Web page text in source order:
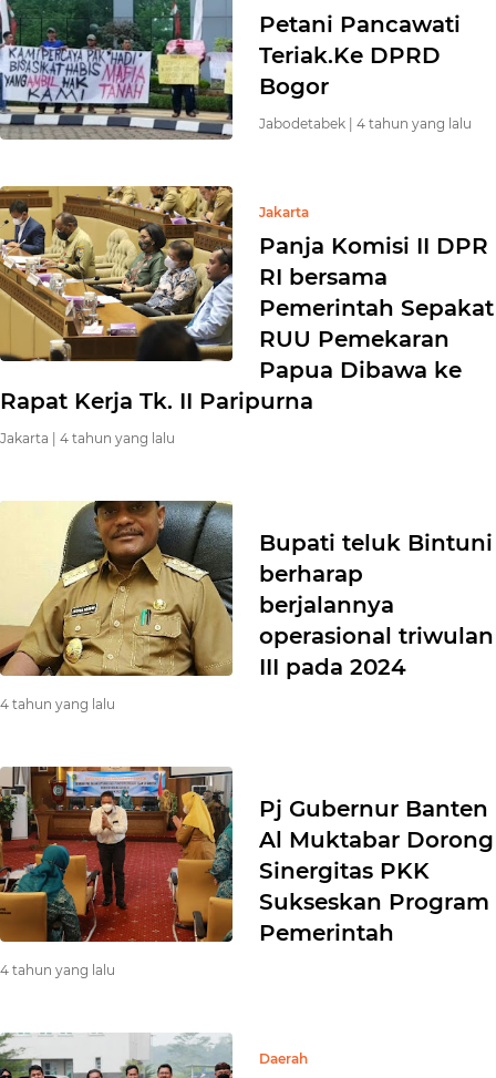
Petani Pancawati
Teriak.Ke DPRD
Bogor
Jabodetabek | 4 tahun yang lalu
Jakarta
Panja Komisi II DPR
RI bersama
Pemerintah Sepakat
RUU Pemekaran
Papua Dibawa ke
Rapat Kerja Tk. II Paripurna
Jakarta | 4 tahun yang lalu
Bupati teluk Bintuni
berharap
berjalannya
operasional triwulan
III pada 2024
4 tahun yang lalu
Pj Gubernur Banten
Al Muktabar Dorong
Sinergitas PKK
Sukseskan Program
Pemerintah
4 tahun yang lalu
Daerah